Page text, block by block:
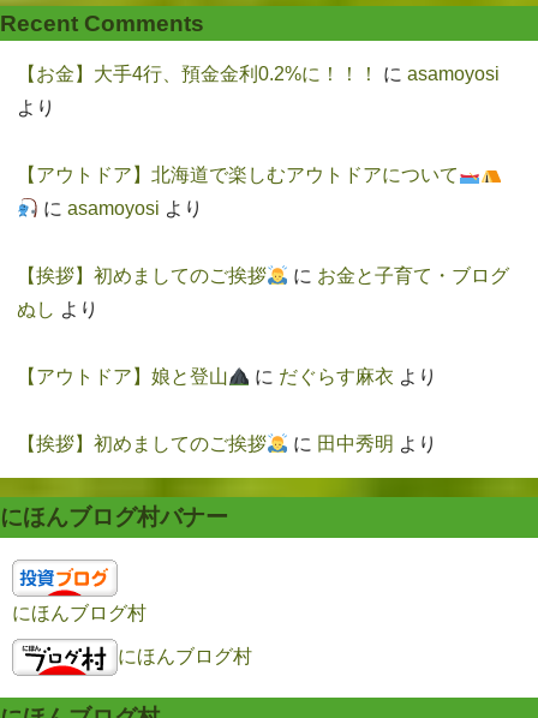
Recent Comments
【お金】大手4行、預金金利0.2%に！！！ に asamoyosi
より
【アウトドア】北海道で楽しむアウトドアについて
に asamoyosi より
【挨拶】初めましてのご挨拶 に お金と子育て・ブログ
ぬし より
【アウトドア】娘と登山 に だぐらす麻衣 より
【挨拶】初めましてのご挨拶 に 田中秀明 より
にほんブログ村バナー
にほんブログ村
にほんブログ村